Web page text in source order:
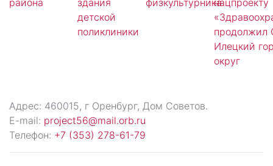
Адрес: 460015, г Оренбург, Дом Советов.
E-mail: project56@mail.orb.ru
Телефон: +7 (353) 278-61-79